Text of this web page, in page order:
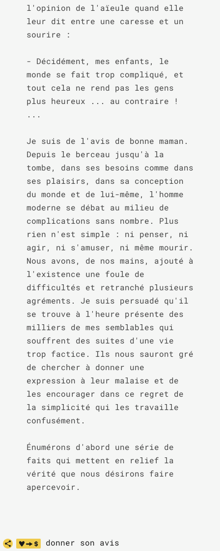
l'opinion de l'aïeule quand elle
leur dit entre une caresse et un
sourire :
- Décidément, mes enfants, le
monde se fait trop compliqué, et
tout cela ne rend pas les gens
plus heureux ... au contraire !
...
Je suis de l'avis de bonne maman.
Depuis le berceau jusqu'à la
tombe, dans ses besoins comme dans
ses plaisirs, dans sa conception
du monde et de lui-même, l'homme
moderne se débat au milieu de
complications sans nombre. Plus
rien n'est simple : ni penser, ni
agir, ni s'amuser, ni même mourir.
Nous avons, de nos mains, ajouté à
l'existence une foule de
difficultés et retranché plusieurs
agréments. Je suis persuadé qu'il
se trouve à l'heure présente des
milliers de mes semblables qui
souffrent des suites d'une vie
trop factice. Ils nous sauront gré
de chercher à donner une
expression à leur malaise et de
les encourager dans ce regret de
la simplicité qui les travaille
confusément.
Énumérons d'abord une série de
faits qui mettent en relief la
vérité que nous désirons faire
apercevoir.
donner son avis